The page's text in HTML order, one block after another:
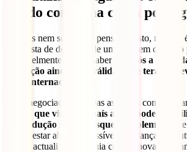
Unido com uma carta
Poderás nem sequer ter pensado nisto, mas, se
que gosta de desfrutar de uma viagem de
provavelmente queres saber se,
após a saída
condução ainda será válida ou se terás de
carta internacional
Após negociações, ambas as partes
da UE que visitam o país ainda poderão
de condução sem quaisquer problemas
.
parece estar aberto a possíveis mudanças no
iremos actualizar este guia com as novas